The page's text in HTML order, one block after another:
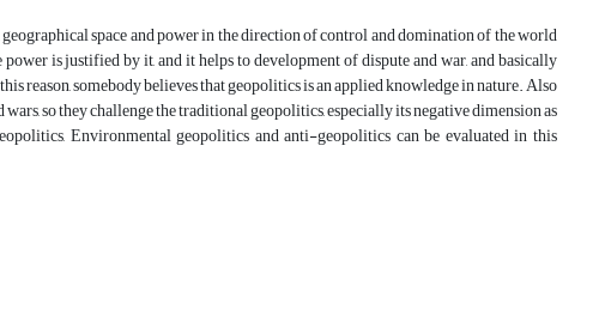
space and power in the direction of control and domination of the world
is justified by it, and it helps to development of dispute and war, and basically
reason, somebody believes that geopolitics is an applied knowledge in nature. Also
so they challenge the traditional geopolitics, especially its negative dimension as
Environmental geopolitics and anti-geopolitics can be evaluated in this